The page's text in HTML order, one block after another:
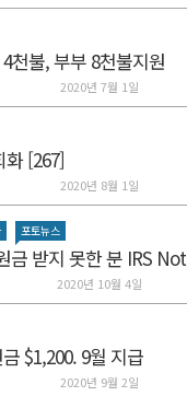
천불, 부부 8천불지원
2020년 7월 1일
화 [267]
2020년 8월 1일
포토뉴스
금 받지 못한 분 IRS
2020년 10월 4일
$1,200. 9월 지급
2020년 9월 2일